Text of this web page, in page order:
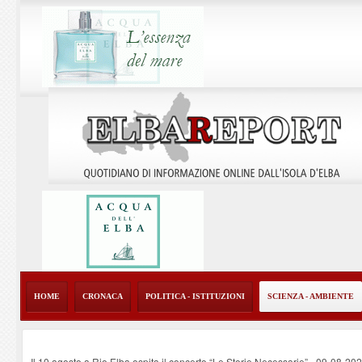
HOME CRONACA POLITICA - ISTITUZIONI SCIENZA - AMBIENTE